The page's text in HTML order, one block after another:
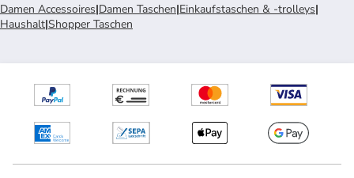
Damen Accessoires|Damen Taschen|Einkaufstaschen & -trolleys|
Haushalt|Shopper Taschen